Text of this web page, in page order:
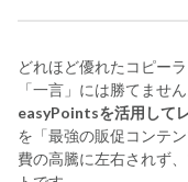
どれほど優れたコピー
「一言」には勝てませ
easyPointsを活用して
を「最強の販促コンテ
費の高騰に左右されず